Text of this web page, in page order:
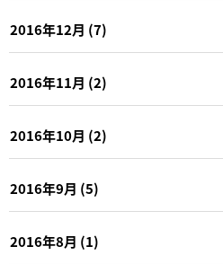
2016年12月 (7)
2016年11月 (2)
2016年10月 (2)
2016年9月 (5)
2016年8月 (1)